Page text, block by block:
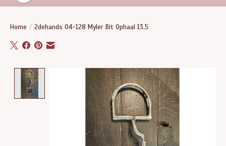
Home / 2dehands 04-128 Myler Bit Ophaal 13.5
Product image slideshow Items